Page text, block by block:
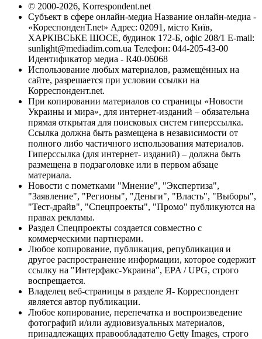
© 2000-2026, Korrespondent.net
Субъект в сфере онлайн-медиа Название онлайн-медиа -
«КореспонденТ.net» Адрес: 02091, місто Київ,
ХАРКІВСЬКЕ ШОСЕ, будинок 172-Б, офіс 208/1 E-mail:
sunlight@mediadim.com.ua Телефон: 044-205-43-00
Идентификатор медиа - R40-06068
Использование любых материалов, размещённых на
сайте, разрешается при условии ссылки на
Корреспондент.net.
При копировании материалов со страницы «Новости
Украины и мира», для интернет-изданий – обязательна
прямая открытая для поисковых систем гиперссылка.
Ссылка должна быть размещена в независимости от
полного либо частичного использования материалов.
Гиперссылка (для интернет- изданий) – должна быть
размещена в подзаголовке или в первом абзаце
материала.
Новости с пометками "Мнение", "Экспертиза",
"Заявление", "Регионы", "Деньги", "Власть", "Выборы",
"Тест-драйв", "Спецпроекты", "Промо" публикуются на
правах рекламы.
Раздел Спецпроекты создается совместно с
коммерческими партнерами.
Любое копирование, публикация, републикация и
другое распространение информации, которое содержит
ссылку на "Интерфакс-Украина", EPA / UPG, строго
воспрещается.
Владелец веб-страницы в разделе Я- Корреспондент
является автор публикации.
Любое копирование, перепечатка и воспроизведение
фотографий и/или аудиовизуальных материалов,
принадлежащих правообладателю Getty Images, строго